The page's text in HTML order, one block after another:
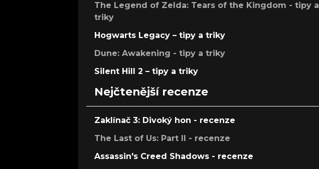
The Legend of Zelda: Tears of the Kingdom - tipy a
triky
Hogwarts Legacy – tipy a triky
Dune: Awakening - tipy a triky
Silent Hill 2 – tipy a triky
Nejčtenější recenze
Zaklínač 3: Divoký hon - recenze
The Last of Us: Part II - recenze
Assassin's Creed Shadows - recenze